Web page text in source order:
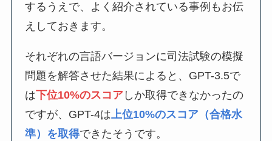
するうえで、よく紹介されている事例もお伝
えしておきます。
それぞれの言語バージョンに司法試験の模擬
問題を解答させた結果によると、GPT-3.5で
は下位10%のスコア しか取得できなかったの
ですが、GPT-4は上位10%のスコア（合格水
準）を取得できたそうです。